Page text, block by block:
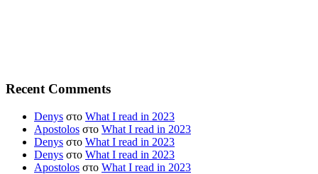
Recent Comments
Denys στο What I read in 2023
Apostolos στο What I read in 2023
Denys στο What I read in 2023
Denys στο What I read in 2023
Apostolos στο What I read in 2023